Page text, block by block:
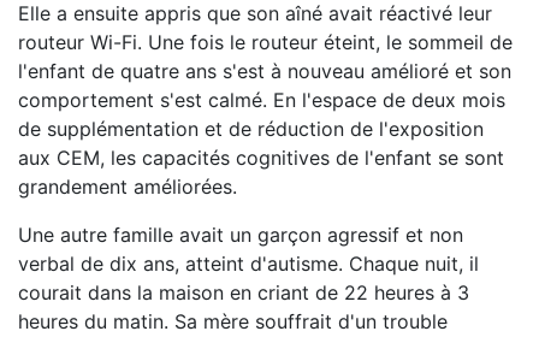
Elle a ensuite appris que son aîné avait réactivé leur
routeur Wi-Fi. Une fois le routeur éteint, le sommeil de
l'enfant de quatre ans s'est à nouveau amélioré et son
comportement s'est calmé. En l'espace de deux mois
de supplémentation et de réduction de l'exposition
aux CEM, les capacités cognitives de l'enfant se sont
grandement améliorées.
Une autre famille avait un garçon agressif et non
verbal de dix ans, atteint d'autisme. Chaque nuit, il
courait dans la maison en criant de 22 heures à 3
heures du matin. Sa mère souffrait d'un trouble